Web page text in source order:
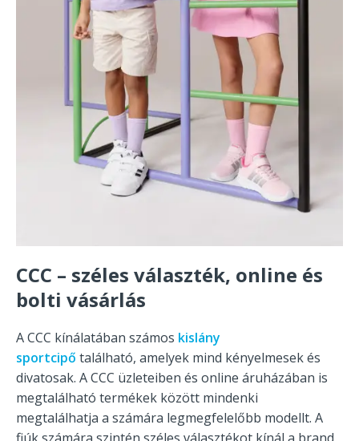
CCC – széles választék, online és
bolti vásárlás
A CCC kínálatában számos kislány
sportcipő található, amelyek mind kényelmesek és
divatosak. A CCC üzleteiben és online áruházában is
megtalálható termékek között mindenki
megtalálhatja a számára legmegfelelőbb modellt. A